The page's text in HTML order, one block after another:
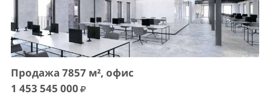
Продажа 7857 м², офис
1 453 545 000